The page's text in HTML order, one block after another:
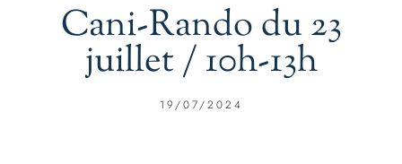
Cani-Rando du 23
juillet / 10h-13h
19/07/2024